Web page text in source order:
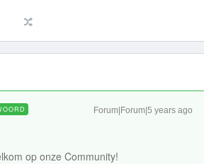
Forum|Forum|5 years ago
op onze Community!